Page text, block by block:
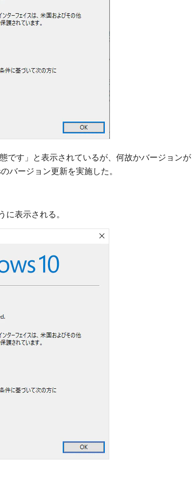
す」と表示されているが、何故かバージョンが
バージョン更新を実施した。
表示される。